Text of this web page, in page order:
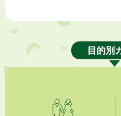
令和８年度公民館等（大東北公民館
2026年8月6日
熱中症対策「クーリングシェルター」
「お茶を知る・体験する講座」を開催
目的別